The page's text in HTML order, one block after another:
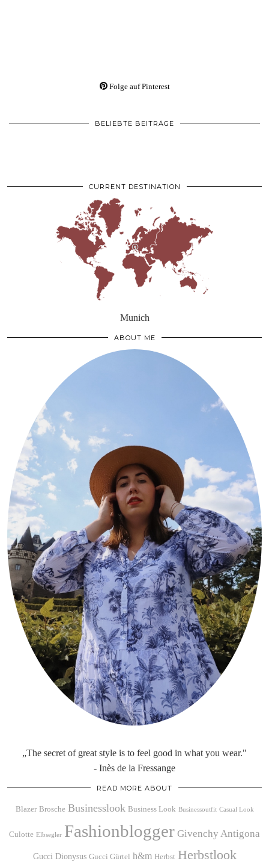
Folge auf Pinterest
BELIEBTE BEITRÄGE
CURRENT DESTINATION
Munich
ABOUT ME
„The secret of great style is to feel good in what you wear."
- Inès de la Fressange
READ MORE ABOUT
Blazer Brosche Businesslook Business Look Businessoutfit Casual Look
Culotte Elbsegler Fashionblogger Givenchy Antigona
Gucci Dionysus Gucci Gürtel h&m Herbst Herbstlook